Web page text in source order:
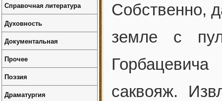
Собственно,
земле с
саквояж.
Справочная литература
Духовность
Документальная
Прочее
Поэзия
Драматургия